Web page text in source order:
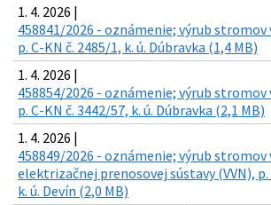
1. 4. 2026 |
458841/2026 - oznámenie; výrub stromov
p. C-KN č. 2485/1, k. ú. Dúbravka (1,4 MB)
1. 4. 2026 |
458854/2026 - oznámenie; výrub stromov
p. C-KN č. 3442/57, k. ú. Dúbravka (2,1 MB)
1. 4. 2026 |
458849/2026 - oznámenie; výrub stromov
elektrizačnej prenosovej sústavy (VVN), p.
k. ú. Devín (2,0 MB)